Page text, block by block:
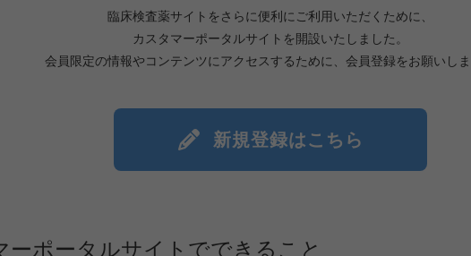
臨床検査薬サイトをさらに便利にご利用いただくために、
カスタマーポータルサイトを開設いたしました。
会員限定の情報やコンテンツにアクセスするために、会員登録をお願いし
新規登録はこちら
ーポータルサイトでできること